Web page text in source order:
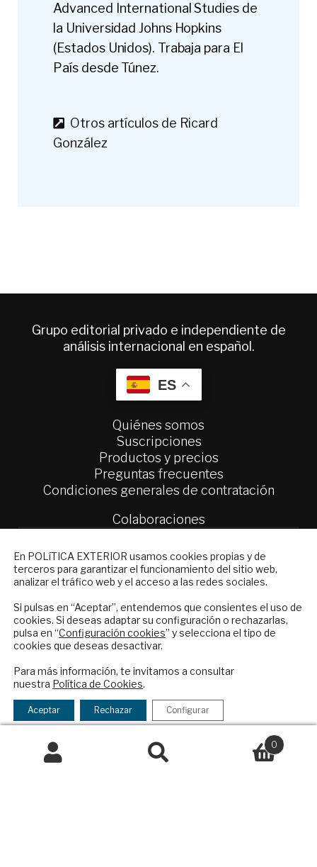
Advanced International Studies de
la Universidad Johns Hopkins
(Estados Unidos). Trabaja para El
País desde Túnez.
Otros artículos de Ricard
González
Grupo editorial privado e independiente de
análisis internacional en español.
ES
Quiénes somos
Suscripciones
Productos y precios
Preguntas frecuentes
Condiciones generales de contratación
Colaboraciones
Contacto
Política Exterior
Afkar/Ideas
© 2026 - Fundación Análisis de Política
Legal|Política de Privacidad y de Cookies
Buscar
0
Financiado por el Programa KIT Digital. Plan de
Recuperación, Transformación y Resiliencia de
En POLíTICA EXTERIOR usamos cookies propias y de
terceros para garantizar el funcionamiento del sitio web,
analizar el tráfico web y el acceso a las redes sociales.
Si pulsas en “Aceptar”, entendemos que consientes el uso de
cookies. Si deseas adaptar su configuración o rechazarlas,
pulsa en “Configuración cookies” y selecciona el tipo de
cookies que deseas desactivar.
Para más información, te invitamos a consultar
nuestra Política de Cookies.
Aceptar Rechazar Configurar
NEWSLETTER
Suscríbase a nuestro boletín electrónico y
reciba en su correo el mejor análisis
internacional en español.
Checkbox
acepto
la
política
de
política de privacidad